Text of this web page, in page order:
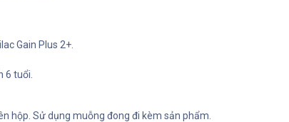
Gain Plus 2+.
6 tuổi.
hộp. Sử dụng muỗng đong đi kèm sản phẩm.